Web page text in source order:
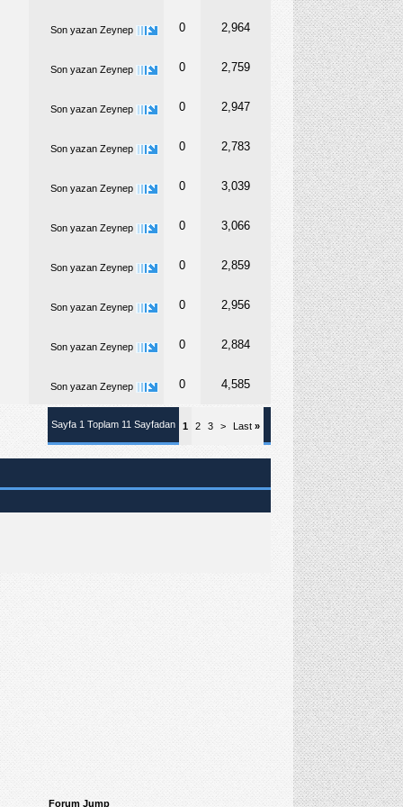
Son yazan Zeynep 0 2,964
Son yazan Zeynep 0 2,759
Son yazan Zeynep 0 2,947
Son yazan Zeynep 0 2,783
Son yazan Zeynep 0 3,039
Son yazan Zeynep 0 3,066
Son yazan Zeynep 0 2,859
Son yazan Zeynep 0 2,956
Son yazan Zeynep 0 2,884
Son yazan Zeynep 0 4,585
Sayfa 1 Toplam 11 Sayfadan 1 2 3 > Last »
Forum Jump